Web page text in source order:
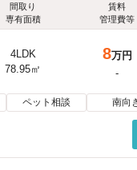
間取り
専有面積
賃料
管理費等
4LDK
78.95㎡
8万円
-
ペット相談 南向